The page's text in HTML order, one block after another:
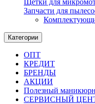
Щетки для
Запчасти для
Категории
ОПТ
КРЕДИТ
БРЕНДЫ
АКЦИИ
Полезный
СЕРВИСНЫЙ